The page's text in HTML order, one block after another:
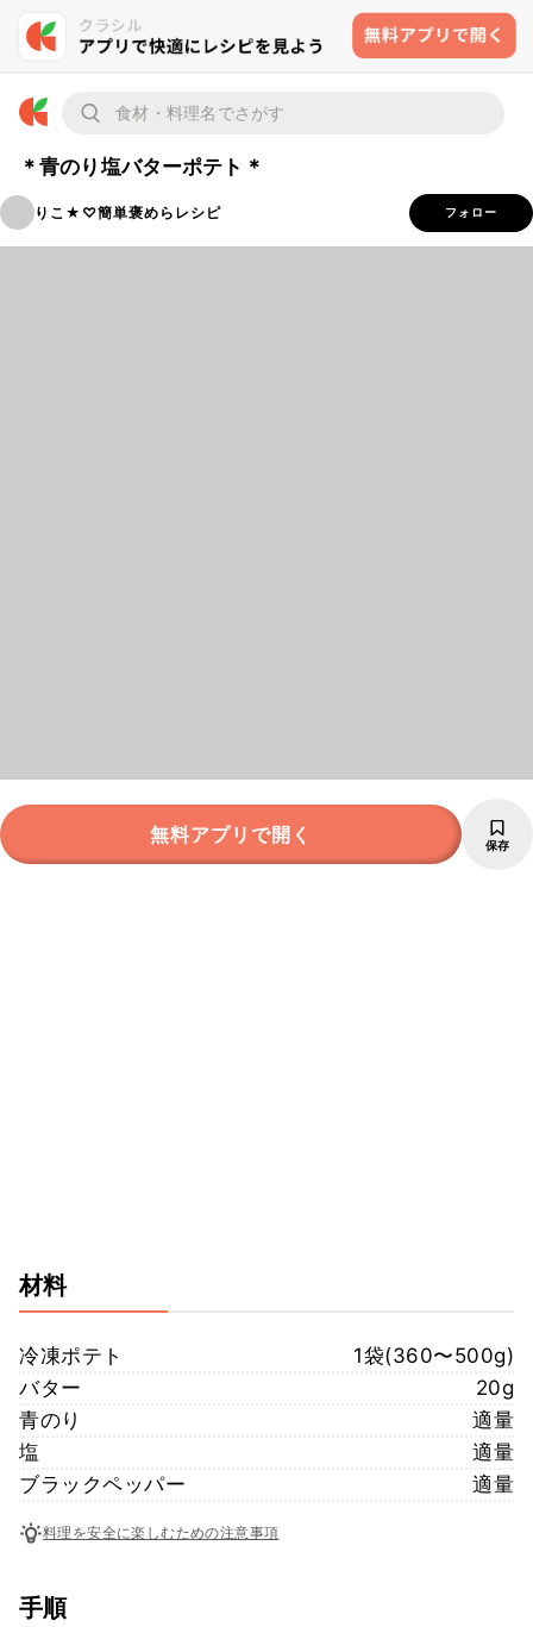
＊青のり塩バターポテト＊
りこ★♡簡単褒めらレシピ フォロー
無料アプリで開く 保存
材料
冷凍ポテト
1袋(360〜500g)
バター
20g
青のり
適量
塩
適量
ブラックペッパー
適量
料理を安全に楽しむための注意事項
手順